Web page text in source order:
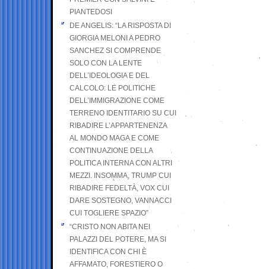
PIANTEDOSI
DE ANGELIS: “LA RISPOSTA DI
GIORGIA MELONI A PEDRO
SANCHEZ SI COMPRENDE
SOLO CON LA LENTE
DELL’IDEOLOGIA E DEL
CALCOLO: LE POLITICHE
DELL’IMMIGRAZIONE COME
TERRENO IDENTITARIO SU CUI
RIBADIRE L’APPARTENENZA
AL MONDO MAGA E COME
CONTINUAZIONE DELLA
POLITICA INTERNA CON ALTRI
MEZZI. INSOMMA, TRUMP CUI
RIBADIRE FEDELTÀ, VOX CUI
DARE SOSTEGNO, VANNACCI
CUI TOGLIERE SPAZIO”
“CRISTO NON ABITA NEI
PALAZZI DEL POTERE, MA SI
IDENTIFICA CON CHI È
AFFAMATO, FORESTIERO O